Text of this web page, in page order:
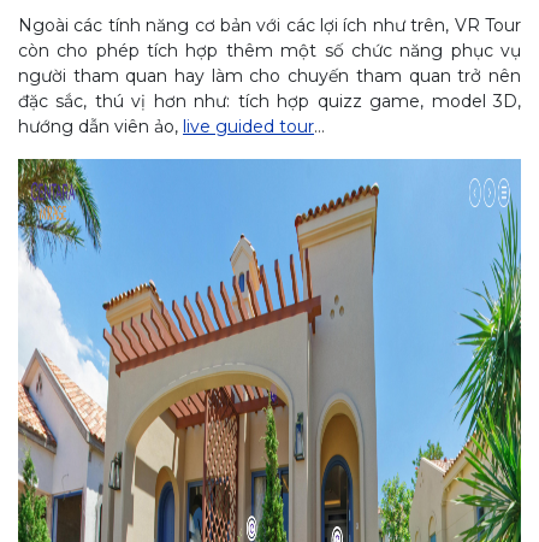
Ngoài các tính năng cơ bản với các lợi ích như trên, VR Tour
còn cho phép tích hợp thêm một số chức năng phục vụ
người tham quan hay làm cho chuyến tham quan trở nên
đặc sắc, thú vị hơn như: tích hợp quizz game, model 3D,
hướng dẫn viên ảo, live guided tour…